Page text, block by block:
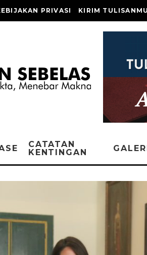
PRIVASI KIRIM
CATATAN
KENTINGAN